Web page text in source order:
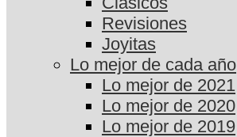
Revisiones
Joyitas
Lo mejor de cada año
Lo mejor de 2021
Lo mejor de 2020
Lo mejor de 2019